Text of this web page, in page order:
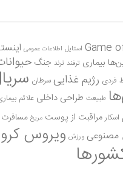
Game استایل اطلاعات عمومی
بیماری ترفند ترند جنگ
فردی رژیم غذاییسرطان
طبیعت طراحی داخلی علائم
مراقبت از پوست مریخ مسافرت
ورزش ویروس